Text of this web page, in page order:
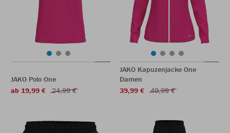
JAKO Polo One
ab 19,99 €
24,99 €
JAKO Kapuzenjacke One
Damen
39,99 €
49,99 €